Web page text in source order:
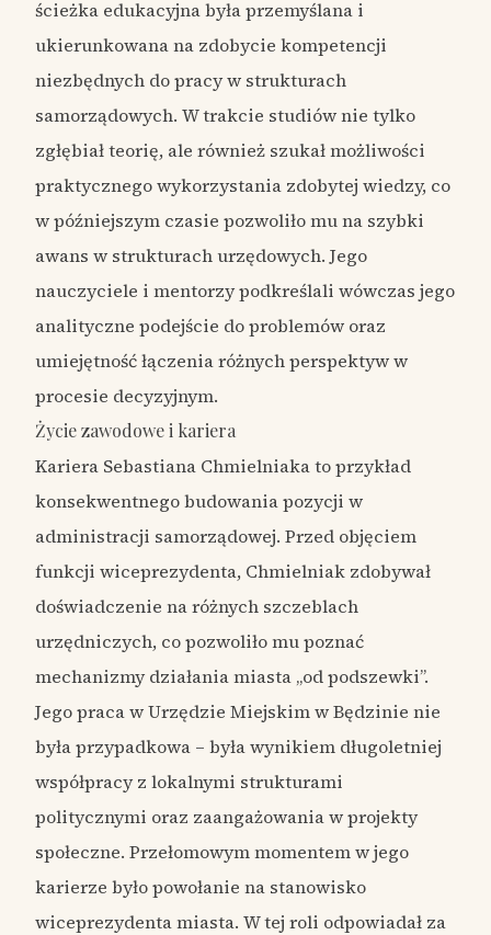
ścieżka edukacyjna była przemyślana i
ukierunkowana na zdobycie kompetencji
niezbędnych do pracy w strukturach
samorządowych. W trakcie studiów nie tylko
zgłębiał teorię, ale również szukał możliwości
praktycznego wykorzystania zdobytej wiedzy, co
w późniejszym czasie pozwoliło mu na szybki
awans w strukturach urzędowych. Jego
nauczyciele i mentorzy podkreślali wówczas jego
analityczne podejście do problemów oraz
umiejętność łączenia różnych perspektyw w
procesie decyzyjnym.
Życie zawodowe i kariera
Kariera Sebastiana Chmielniaka to przykład
konsekwentnego budowania pozycji w
administracji samorządowej. Przed objęciem
funkcji wiceprezydenta, Chmielniak zdobywał
doświadczenie na różnych szczeblach
urzędniczych, co pozwoliło mu poznać
mechanizmy działania miasta „od podszewki”.
Jego praca w Urzędzie Miejskim w Będzinie nie
była przypadkowa – była wynikiem długoletniej
współpracy z lokalnymi strukturami
politycznymi oraz zaangażowania w projekty
społeczne. Przełomowym momentem w jego
karierze było powołanie na stanowisko
wiceprezydenta miasta. W tej roli odpowiadał za